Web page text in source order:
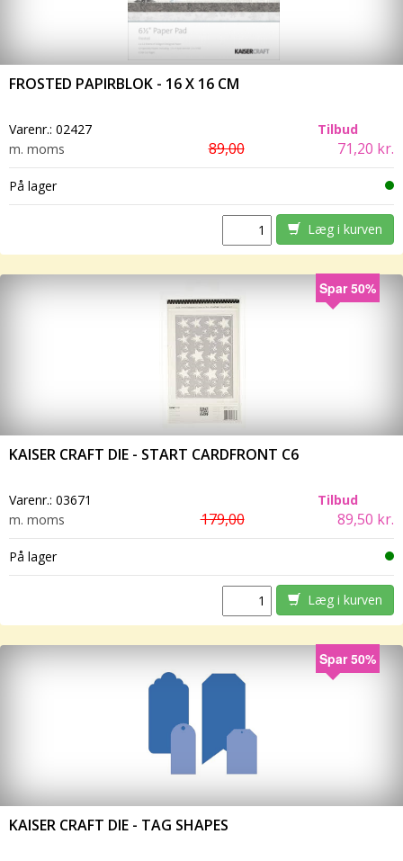
FROSTED PAPIRBLOK - 16 X 16 CM
Varenr.: 02427
Tilbud
m. moms
89,00 71,20 kr.
På lager
Læg i kurven
Spar 50%
KAISER CRAFT DIE - START CARDFRONT C6
Varenr.: 03671
Tilbud
m. moms
179,00 89,50 kr.
På lager
Læg i kurven
Spar 50%
KAISER CRAFT DIE - TAG SHAPES